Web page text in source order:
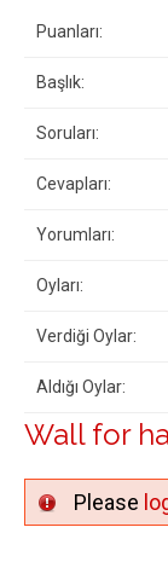
Puanları:
Başlık:
Soruları:
Cevapları:
Yorumları:
Oyları:
Verdiği Oylar:
Aldığı Oylar:
Wall for
Please